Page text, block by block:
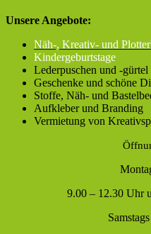
Unsere Angebote:
Näh-, Kreativ- und
Kindergeburtstage
Lederpuschen und -gürtel
Geschenke und schöne
Stoffe, Näh- und
Aufkleber und Branding
Vermietung von
9.00 – 12.30 Uhr